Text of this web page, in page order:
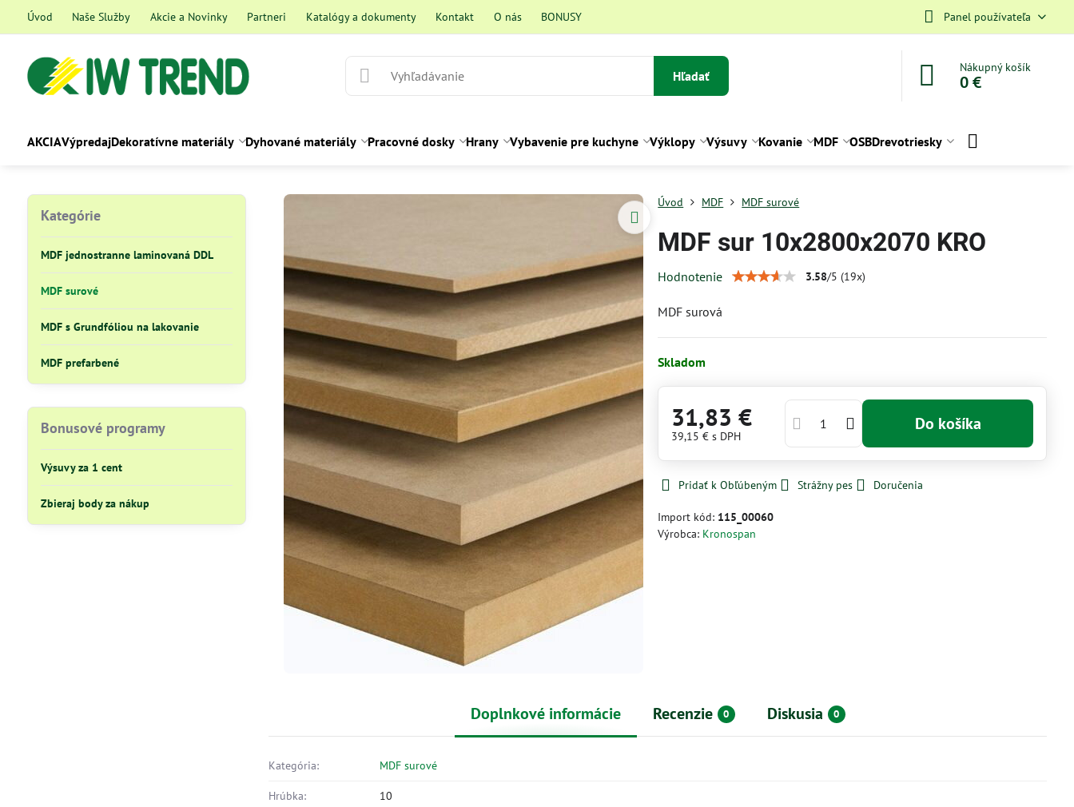
Úvod Naše Služby Akcie a Novinky Partneri Katalógy a dokumenty Kontakt O nás BONUSY Panel používateľa
Hľadať
Nákupný košík
0 €
AKCIAVýpredajDekoratívne materiály Dyhované materiály Pracovné dosky Hrany Vybavenie pre kuchyne Výklopy Výsuvy Kovanie MDF OSBDrevotriesky
Úvod MDF MDF surové
MDF sur 10x2800x2070 KRO
Hodnotenie 3.58/5 (19x)
MDF surová
Skladom
31,83 €
39,15 €s DPH
Do košíka
Pridať k Obľúbeným Strážny pes Doručenia
Import kód: 115_00060
Výrobca: Kronospan
Doplnkové informácie Recenzie 0 Diskusia 0
Kategória: MDF surové
Hrúbka: 10
Kategórie
MDF jednostranne laminovaná DDL
MDF surové
MDF s Grundfóliou na lakovanie
MDF prefarbené
Bonusové programy
Výsuvy za 1 cent
Zbieraj body za nákup